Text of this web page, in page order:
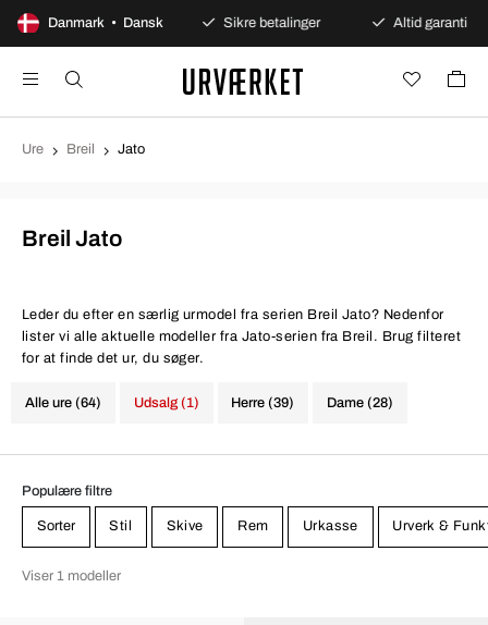
Danmark • Dansk
100 dages åbent køb Sikre betalinger Altid garanti
Ure Breil Jato
Breil Jato
Leder du efter en særlig urmodel fra serien Breil Jato? Nedenfor
lister vi alle aktuelle modeller fra Jato-serien fra Breil. Brug filteret
for at finde det ur, du søger.
Alle ure (64) Herre (39) Dame (28)
Udsalg (1)
Populære filtre
Sorter Stil Skive Rem Urkasse Urverk &
Viser 1 modeller